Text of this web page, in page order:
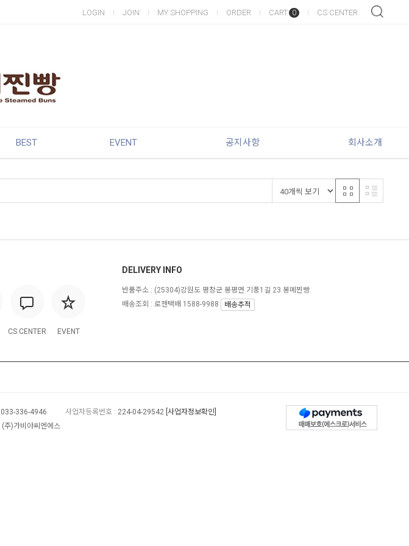
LOGIN JOIN MY SHOPPING ORDER CART 0 CS CENTER
BEST EVENT 공지사항 회사소개
CS CENTER EVENT
DELIVERY INFO
반품주소 : (25304)강원도 평창군 봉평면 기풍1길 23 봉메찐빵
배송조회 : 로젠택배 1588-9988
배송추적
033-336-4946 사업자등록번호 : 224-04-29542 [사업자정보확인]
(주)가비아씨엔에스